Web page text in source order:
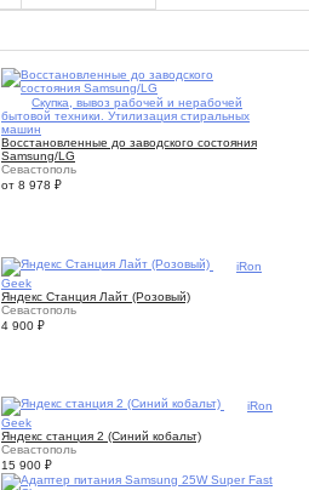
Скупка, вывоз рабочей и нерабочей
бытовой техники. Утилизация стиральных
машин
Восстановленные до заводского состояния
Samsung/LG
Севастополь
от 8 978 ₽
iRon
Geek
Яндекс Станция Лайт (Розовый)
Севастополь
4 900 ₽
iRon
Geek
Яндекс станция 2 (Синий кобальт)
Севастополь
15 900 ₽